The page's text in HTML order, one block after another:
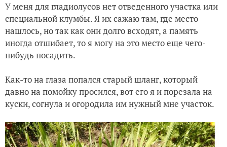
У меня для гладиолусов нет отведенного участка или
специальной клумбы. Я их сажаю там, где место
нашлось, но так как они долго всходят, а память
иногда отшибает, то я могу на это место еще чего-
нибудь посадить.
Как-то на глаза попался старый шланг, который
давно на помойку просился, вот его я и порезала на
куски, согнула и огородила им нужный мне участок.